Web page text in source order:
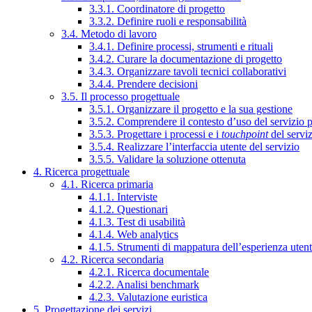
3.3.1. Coordinatore di progetto
3.3.2. Definire ruoli e responsabilità
3.4. Metodo di lavoro
3.4.1. Definire processi, strumenti e rituali
3.4.2. Curare la documentazione di progetto
3.4.3. Organizzare tavoli tecnici collaborativi
3.4.4. Prendere decisioni
3.5. Il processo progettuale
3.5.1. Organizzare il progetto e la sua gestione
3.5.2. Comprendere il contesto d’uso del servizio
3.5.3. Progettare i processi e i touchpointdel
3.5.4. Realizzare l’interfaccia utente del servizio
3.5.5. Validare la soluzione ottenuta
4. Ricerca progettuale
4.1. Ricerca primaria
4.1.1. Interviste
4.1.2. Questionari
4.1.3. Test di usabilità
4.1.4. Web analytics
4.1.5. Strumenti di mappatura dell’esperienza
4.2. Ricerca secondaria
4.2.1. Ricerca documentale
4.2.2. Analisi benchmark
4.2.3. Valutazione euristica
5. Progettazione dei servizi